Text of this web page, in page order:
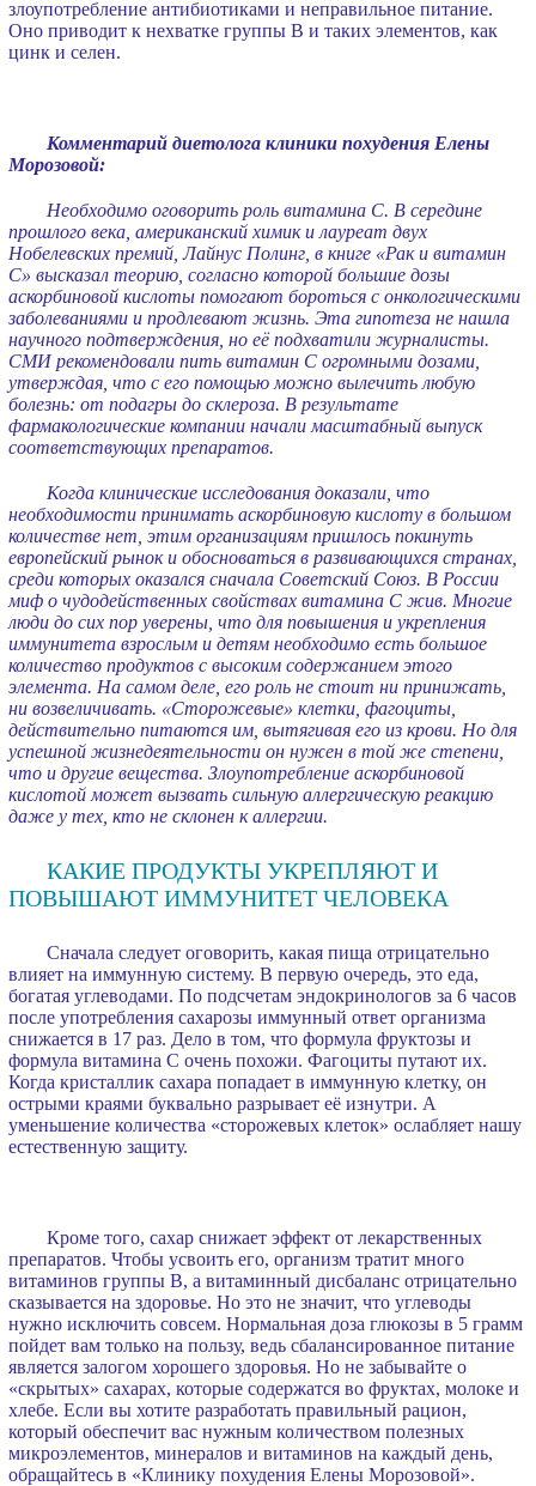
злоупотребление антибиотиками и неправильное питание.
Оно приводит к нехватке группы B и таких элементов, как
цинк и селен.
Комментарий диетолога клиники похудения Елены
Морозовой:
Необходимо оговорить роль витамина С. В середине
прошлого века, американский химик и лауреат двух
Нобелевских премий, Лайнус Полинг, в книге «Рак и витамин
С» высказал теорию, согласно которой большие дозы
аскорбиновой кислоты помогают бороться с онкологическими
заболеваниями и продлевают жизнь. Эта гипотеза не нашла
научного подтверждения, но её подхватили журналисты.
СМИ рекомендовали пить витамин С огромными дозами,
утверждая, что с его помощью можно вылечить любую
болезнь: от подагры до склероза. В результате
фармакологические компании начали масштабный выпуск
соответствующих препаратов.
Когда клинические исследования доказали, что
необходимости принимать аскорбиновую кислоту в большом
количестве нет, этим организациям пришлось покинуть
европейский рынок и обосноваться в развивающихся странах,
среди которых оказался сначала Советский Союз. В России
миф о чудодейственных свойствах витамина С жив. Многие
люди до сих пор уверены, что для повышения и укрепления
иммунитета взрослым и детям необходимо есть большое
количество продуктов с высоким содержанием этого
элемента. На самом деле, его роль не стоит ни принижать,
ни возвеличивать. «Сторожевые» клетки, фагоциты,
действительно питаются им, вытягивая его из крови. Но для
успешной жизнедеятельности он нужен в той же степени,
что и другие вещества. Злоупотребление аскорбиновой
кислотой может вызвать сильную аллергическую реакцию
даже у тех, кто не склонен к аллергии.
КАКИЕ ПРОДУКТЫ УКРЕПЛЯЮТ И
ПОВЫШАЮТ ИММУНИТЕТ ЧЕЛОВЕКА
Сначала следует оговорить, какая пища отрицательно
влияет на иммунную систему. В первую очередь, это еда,
богатая углеводами. По подсчетам эндокринологов за 6 часов
после употребления сахарозы иммунный ответ организма
снижается в 17 раз. Дело в том, что формула фруктозы и
формула витамина С очень похожи. Фагоциты путают их.
Когда кристаллик сахара попадает в иммунную клетку, он
острыми краями буквально разрывает её изнутри. А
уменьшение количества «сторожевых клеток» ослабляет нашу
естественную защиту.
Кроме того, сахар снижает эффект от лекарственных
препаратов. Чтобы усвоить его, организм тратит много
витаминов группы B, а витаминный дисбаланс отрицательно
сказывается на здоровье. Но это не значит, что углеводы
нужно исключить совсем. Нормальная доза глюкозы в 5 грамм
пойдет вам только на пользу, ведь сбалансированное питание
является залогом хорошего здоровья. Но не забывайте о
«скрытых» сахарах, которые содержатся во фруктах, молоке и
хлебе. Если вы хотите разработать правильный рацион,
который обеспечит вас нужным количеством полезных
микроэлементов, минералов и витаминов на каждый день,
обращайтесь в «Клинику похудения Елены Морозовой».